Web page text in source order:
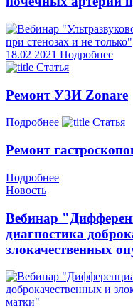
18.02 2021 Подробнее
Статья
Ремонт УЗИ Zonare
Подробнее Статья
Ремонт
Подробнее
Новость
Вебинар
диагностика
злокачественных